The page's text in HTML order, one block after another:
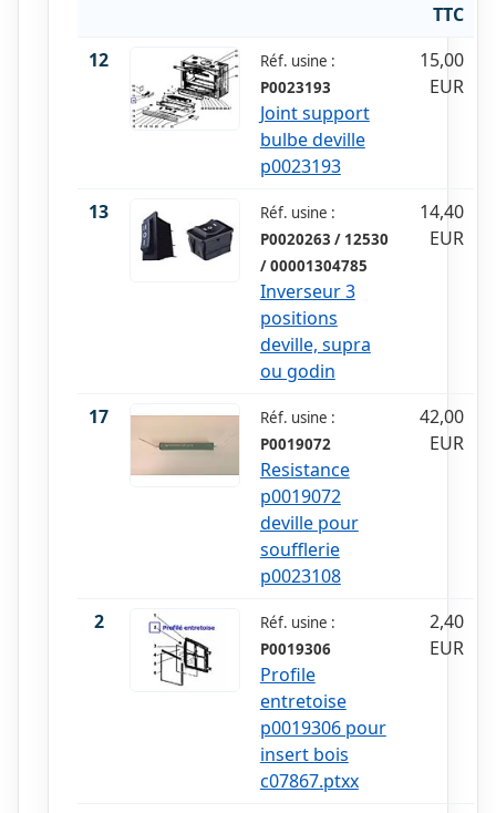
TTC
12
Réf. usine :
P0023193
Joint support
bulbe deville
p0023193
15,00
EUR
13
Réf. usine :
P0020263 / 12530
/ 00001304785
Inverseur 3
positions
deville, supra
ou godin
14,40
EUR
17
Réf. usine :
P0019072
Resistance
p0019072
deville pour
soufflerie
p0023108
42,00
EUR
2
Réf. usine :
P0019306
Profile
entretoise
p0019306 pour
insert bois
c07867.ptxx
2,40
EUR